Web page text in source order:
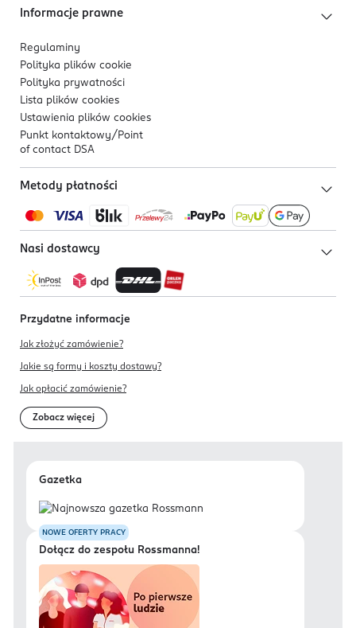
Informacje prawne
Regulaminy
Polityka plików cookie
Polityka prywatności
Lista plików cookies
Ustawienia plików cookies
Punkt kontaktowy/ Point
of contact DSA
Metody płatności
Nasi dostawcy
Przydatne informacje
Jak złożyć zamówienie?
Jakie są formy i koszty dostawy?
Jak opłacić zamówienie?
Zobacz więcej
Gazetka
NOWE OFERTY PRACY
Dołącz do zespołu Rossmanna!